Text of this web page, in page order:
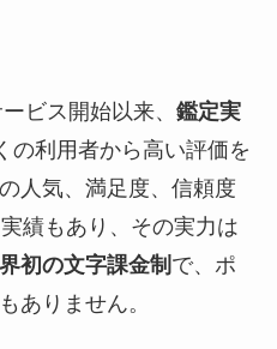
ビス開始以来、 鑑定実
の利用者から高い評価を
人気、満足度、信頼度
績もあり、その実力は
初の文字課金制 で、ポ
ありません。